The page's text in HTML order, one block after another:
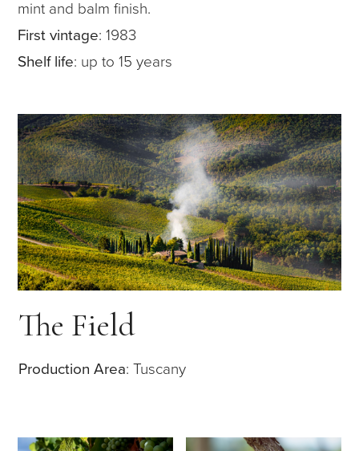
mint and balm finish.
First vintage: 1983
Shelf life: up to 15 years
The Field
Production Area: Tuscany